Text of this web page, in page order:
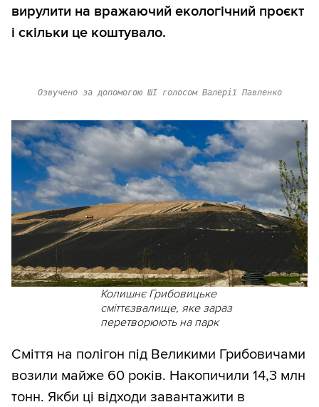
вирулити на вражаючий екологічний проєкт
і скільки це коштувало.
Озвучено за допомогою ШІ голосом Валерії Павленко
Колишнє Грибовицьке
сміттєзвалище, яке зараз
перетворюють на парк
Сміття на полігон під Великими Грибовичами
возили майже 60 років. Накопичили 14,3 млн
тонн. Якби ці відходи завантажити в